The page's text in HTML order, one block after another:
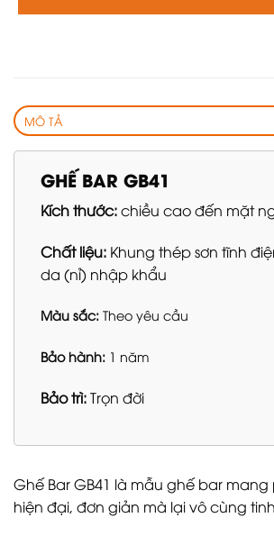
MÔ TẢ
GHẾ BAR GB41
Kích thước:chiều cao đến mặt
Chất liệu: Khung thép sơn tĩnh
da (nỉ) nhập khẩu
Màu sắc: Theo yêu cầu
Bảo hành: 1 năm
Bảo trì:Trọn đời
Ghế Bar GB41 là mẫu ghế bar
hiện đại, đơn giản mà lại vô cùng